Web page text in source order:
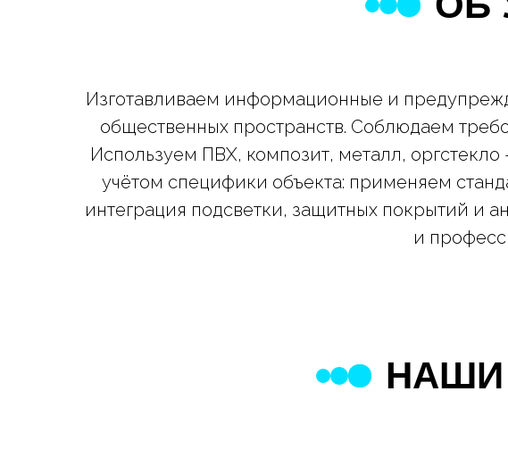
Изготавливаем информационные и
общественных пространств. Соблюдаем
Используем ПВХ, композит, металл,
учётом специфики объекта: применяем
интеграция подсветки, защитных покрытий и
и
НАШИ